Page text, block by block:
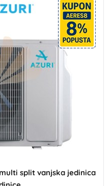
split vanjska jedinica